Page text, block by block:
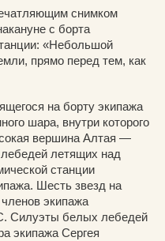
снимком
с борта
«Небольшой
прямо перед тем, как
на борту экипажа
шара, внутри которого
вершина Алтая —
летящих над
станции
Шесть звезд на
экипажа
Силуэты белых лебедей
экипажа Сергея